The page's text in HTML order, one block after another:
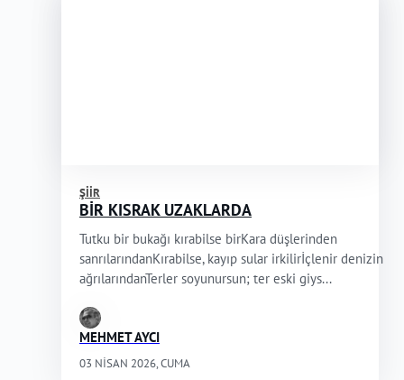
ŞIIR
BİR KISRAK UZAKLARDA
Tutku bir bukağı kırabilse birKara düşlerinden
sanrılarındanKırabilse, kayıp sular irkilirİçlenir denizin
ağrılarındanTerler soyunursun; ter eski giys...
MEHMET AYCI
03 NISAN 2026, CUMA